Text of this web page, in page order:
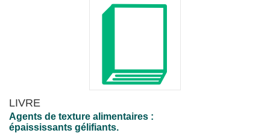
LIVRE
Agents de texture alimentaires :
épaississants gélifiants.